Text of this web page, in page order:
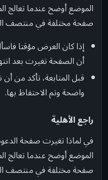
الموضع أوضح عندما تعالج
صفحة مختلفة في منتصف
إذا كان العرض مؤقتا
أن الصفحة تغيرت بعد
قبل المتابعة، تأكد من
واضحة وتم الاحتفاظ بها.
راجع الأهلية
الموضع أوضح عندما تعالج
صفحة مختلفة في منتصف